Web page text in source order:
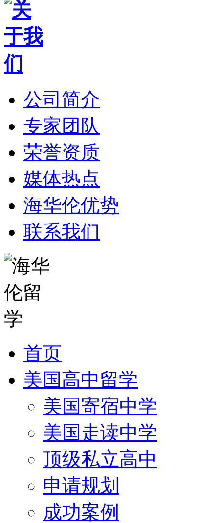
公司简介
专家团队
荣誉资质
媒体热点
海华伦优势
联系我们
首页
美国高中留学
美国寄宿中学
美国走读中学
顶级私立高中
申请规划
成功案例